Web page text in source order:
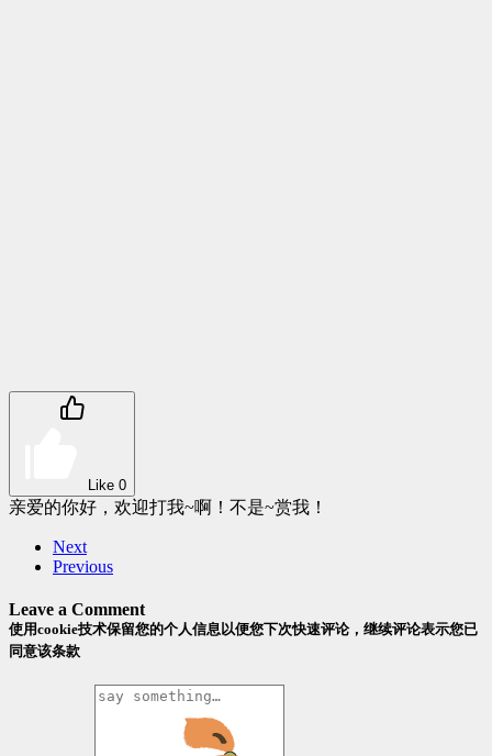
Like 0
亲爱的你好，欢迎打我~啊！不是~赏我！
Next
Previous
Leave a Comment
使用cookie技术保留您的个人信息以便您下次快速评论，继续评论表示您已
同意该条款